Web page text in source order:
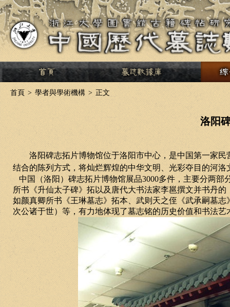
首頁 > 學者與學術機構 > 正文
洛阳
洛阳碑志拓片博物馆位于洛阳市中心，是中国第一家
结合的陈列方式，将灿烂辉煌的中华文明、光彩夺目的河
中国（洛阳）碑志拓片博物馆展品3000多件，主要分两部
所书《升仙太子碑》拓以及唐代大书法家李邕撰文并书丹
如颜真卿所书《王琳墓志》拓本、武则天之侄《武承嗣墓
次公诸于世）等，有力地体现了墓志铭的历史价值和书法艺